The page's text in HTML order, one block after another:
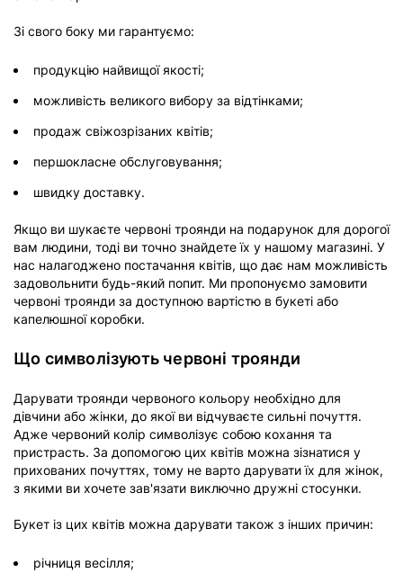
Зі свого боку ми гарантуємо:
продукцію найвищої якості;
можливість великого вибору за відтінками;
продаж свіжозрізаних квітів;
першокласне обслуговування;
швидку доставку.
Якщо ви шукаєте червоні троянди на подарунок для дорогої
вам людини, тоді ви точно знайдете їх у нашому магазині. У
нас налагоджено постачання квітів, що дає нам можливість
задовольнити будь-який попит. Ми пропонуємо замовити
червоні троянди за доступною вартістю в букеті або
капелюшної коробки.
Що символізують червоні троянди
Дарувати троянди червоного кольору необхідно для
дівчини або жінки, до якої ви відчуваєте сильні почуття.
Адже червоний колір символізує собою кохання та
пристрасть. За допомогою цих квітів можна зізнатися у
прихованих почуттях, тому не варто дарувати їх для жінок,
з якими ви хочете зав'язати виключно дружні стосунки.
Букет із цих квітів можна дарувати також з інших причин:
річниця весілля;